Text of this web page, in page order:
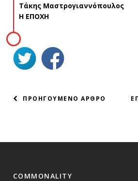
Τάκης Μαστρογιαννόπουλος
Η ΕΠΟΧΗ
ΠΛΟΗΓΗΣΗ
ΠΡΟΗΓΟΥΜΕΝΟ ΑΡΘΡΟ
COMMONALITY